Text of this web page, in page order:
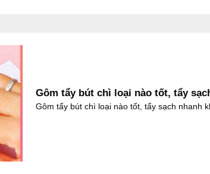
Gôm tẩy bút chì loại nào tốt, tẩy
Gôm tẩy bút chì loại nào tốt, tẩy sạch nhanh